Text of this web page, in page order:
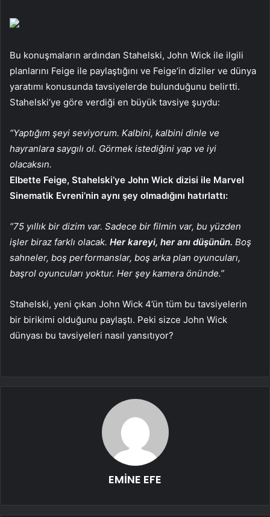
Bu konuşmaların ardından Stahelski, John Wick ile ilgili
planlarını Feige ile paylaştığını ve Feige’in diziler ve dünya
yaratımı konusunda tavsiyelerde bulunduğunu belirtti.
Stahelski’ye göre verdiği en büyük tavsiye şuydu:
“Yaptığım şeyi seviyorum. Kalbini, kalbini dinle ve
hayranlara saygılı ol. Görmek istediğini yap ve iyi
olacaksın.
Elbette Feige, Stahelski’ye John Wick dizisi ile Marvel
Sinematik Evreni’nin aynı şey olmadığını hatırlattı:
“75 yıllık bir dizim var. Sadece bir filmin var, bu yüzden
işler biraz farklı olacak. Her kareyi, her anı düşünün. Boş
sahneler, boş performanslar, boş arka plan oyuncuları,
başrol oyuncuları yoktur. Her şey kamera önünde.”
Stahelski, yeni çıkan John Wick 4’ün tüm bu tavsiyelerin
bir birikimi olduğunu paylaştı. Peki sizce John Wick
dünyası bu tavsiyeleri nasıl yansıtıyor?
EMİNE EFE